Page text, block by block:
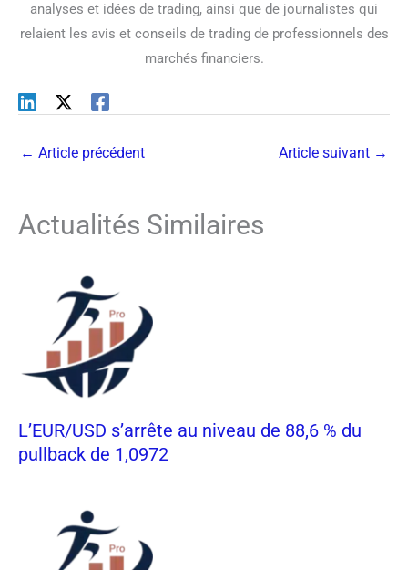
analyses et idées de trading, ainsi que de journalistes qui
relaient les avis et conseils de trading de professionnels des
marchés financiers.
← Article précédent Article suivant →
Actualités Similaires
L’EUR/USD s’arrête au niveau de 88,6 % du
pullback de 1,0972